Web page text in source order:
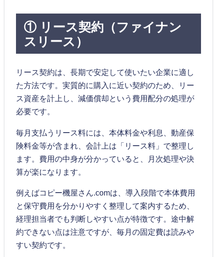
① リース契約（ファイナン
スリース）
リース契約は、長期で安定して使いたい企業に適し
た方法です。実質的に購入に近い契約のため、リー
ス資産を計上し、減価償却という費用配分の処理が
必要です。
毎月支払うリース料には、本体料金や利息、動産保
険料金等が含まれ、会計上は「リース料」で整理し
ます。費用の中身が分かっていると、月次処理や決
算が楽になります。
例えばコピー機屋さん.comは、導入段階で本体費用
と保守費用を分かりやすく整理して案内するため、
経理担当者でも判断しやすい点が特徴です。途中解
約できない点は注意ですが、毎月の固定費は読みや
すい契約です。